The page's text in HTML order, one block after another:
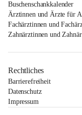
Buschenschankkalender
Ärztinnen und Ärzte für
Fachärztinnen und
Zahnärztinnen und
Rechtliches
Barrierefreiheit
Datenschutz
Impressum